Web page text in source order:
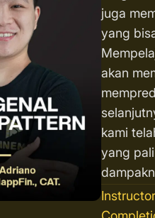
juga
yang
akan
kami
yang
Instructor